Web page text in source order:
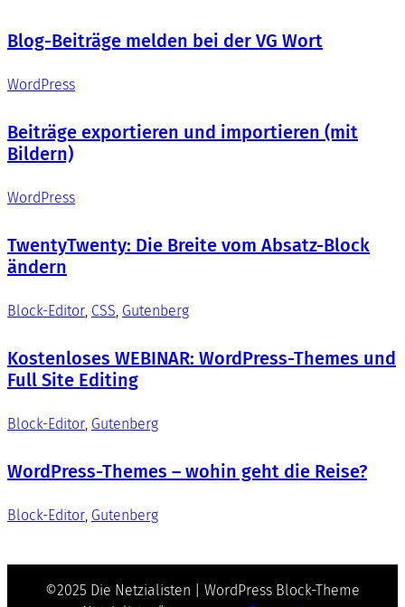
Blog-Beiträge melden bei der VG Wort
WordPress
Beiträge exportieren und importieren (mit
Bildern)
WordPress
TwentyTwenty: Die Breite vom Absatz-Block
ändern
Block-Editor CSS Gutenberg
Kostenloses WEBINAR: WordPress-Themes und
Full Site Editing
Block-Editor Gutenberg
WordPress-Themes – wohin geht die Reise?
Block-Editor Gutenberg
©2025 Die Netzialisten | WordPress Block-Theme